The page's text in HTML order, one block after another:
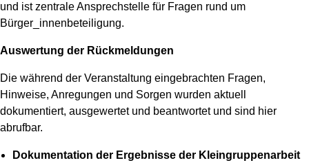
und ist zentrale Ansprechstelle für Fragen rund um
Bürger_innenbeteiligung.
Auswertung der Rückmeldungen
Die während der Veranstaltung eingebrachten Fragen,
Hinweise, Anregungen und Sorgen wurden aktuell
dokumentiert, ausgewertet und beantwortet und sind hier
abrufbar.
Dokumentation der Ergebnisse der Kleingruppenarbeit